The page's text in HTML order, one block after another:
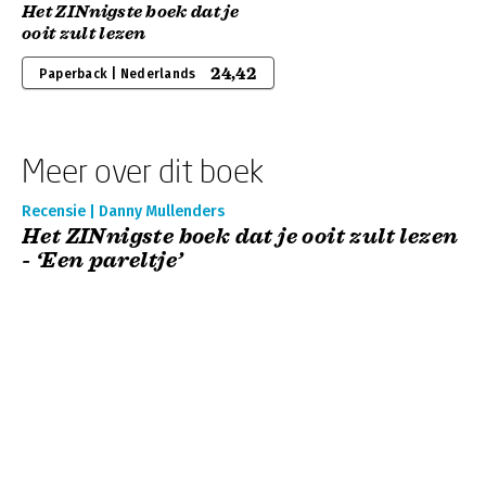
Het ZINnigste boek dat je
ooit zult lezen
Paperback | Nederlands 24,42
Meer over dit boek
Recensie | Danny Mullenders
Het ZINnigste boek dat je ooit zult lezen
- ‘Een pareltje’